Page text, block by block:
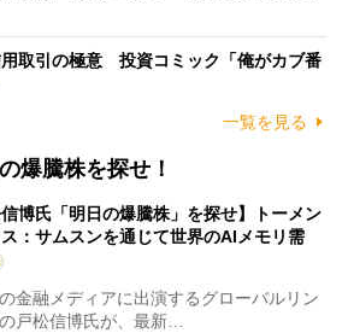
取引の極意 投資コミック「俺がカブ番
一覧を見る
爆騰株を探せ！
信博氏「明日の爆騰株」を探せ】トーメン
：サムスンを通じて世界のAIメモリ需
金融メディアに出演するグローバルリン
戸松信博氏が、最新…